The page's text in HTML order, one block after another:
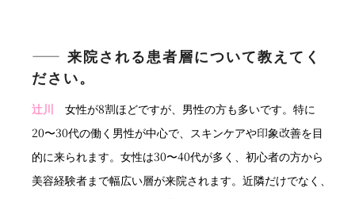
―― 来院される患者層について教えてく
ださい。
辻川
女性が8割ほどですが、男性の方も多いです。特に
20〜30代の働く男性が中心で、スキンケアや印象改善を目
的に来られます。女性は30〜40代が多く、初心者の方から
美容経験者まで幅広い層が来院されます。近隣だけでなく、